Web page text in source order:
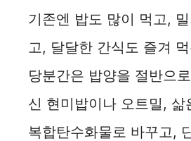
기존엔 밥도 많이 먹고,
고, 달달한 간식도 즐겨
당분간은 밥양을 절반으
신 현미밥이나 오트밀, 삶
복합탄수화물로 바꾸고,